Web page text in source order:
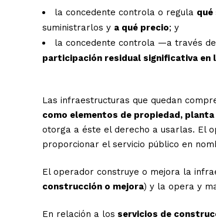
la concedente controla o regula qué
suministrarlos y a qué precio; y
la concedente controla —a través
participación residual significativa
Las infraestructuras que quedan
como elementos de propiedad,
otorga a éste el derecho a usarlas. El
proporcionar el servicio público en
El operador construye o mejora la
construcción o mejora) y la opera y
En relación a los servicios de